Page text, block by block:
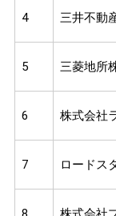
4 三井不動
5 三菱地所
6 株式会社
7 ロードス